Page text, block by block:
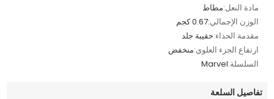
مادة النعل:مطاط
الوزن الإجمالي:0.67 كجم
مقدمة الحذاء:حقيبة جلد
ارتفاع الجزء العلوي:منخفض
السلسلة:Marvel
تفاصيل السلعة